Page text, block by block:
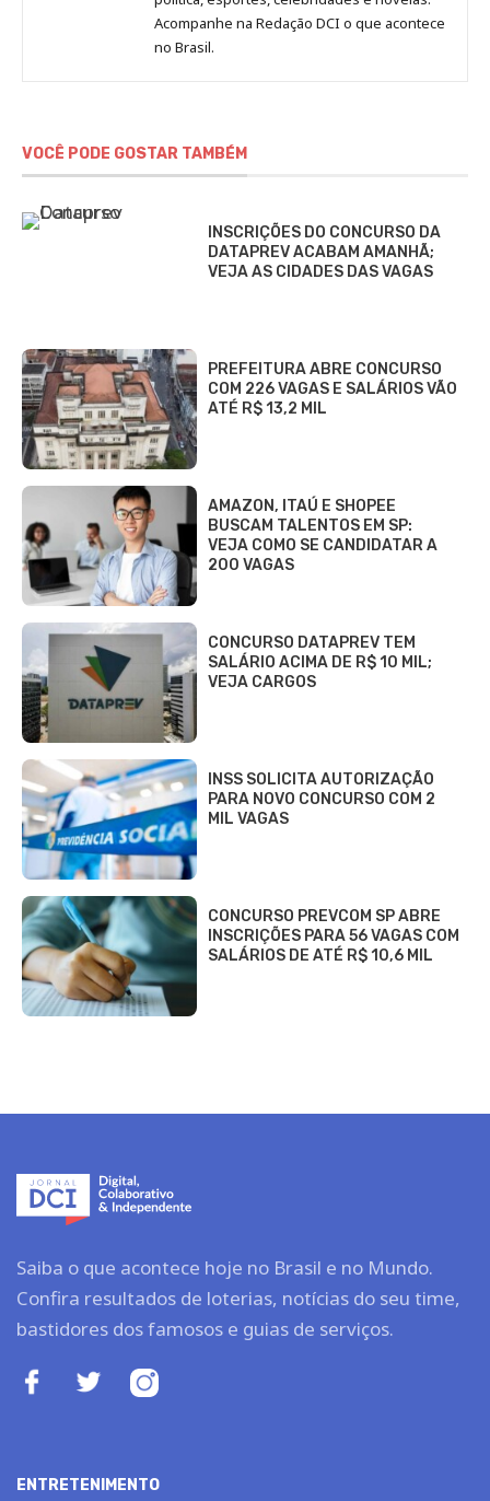
Jornal
DCI
Acompanhe na Redação DCI o que acontece
no Brasil.
VOCÊ PODE GOSTAR TAMBÉM
INSCRIÇÕES DO CONCURSO DA
DATAPREV ACABAM AMANHÃ;
VEJA AS CIDADES DAS VAGAS
PREFEITURA ABRE CONCURSO
COM 226 VAGAS E SALÁRIOS VÃO
ATÉ R$ 13,2 MIL
AMAZON, ITAÚ E SHOPEE
BUSCAM TALENTOS EM SP:
VEJA COMO SE CANDIDATAR A
200 VAGAS
CONCURSO DATAPREV TEM
SALÁRIO ACIMA DE R$ 10 MIL;
VEJA CARGOS
INSS SOLICITA AUTORIZAÇÃO
PARA NOVO CONCURSO COM 2
MIL VAGAS
CONCURSO PREVCOM SP ABRE
INSCRIÇÕES PARA 56 VAGAS COM
SALÁRIOS DE ATÉ R$ 10,6 MIL
Saiba o que acontece hoje no Brasil e no Mundo.
Confira resultados de loterias, notícias do seu time,
bastidores dos famosos e guias de serviços.
ENTRETENIMENTO